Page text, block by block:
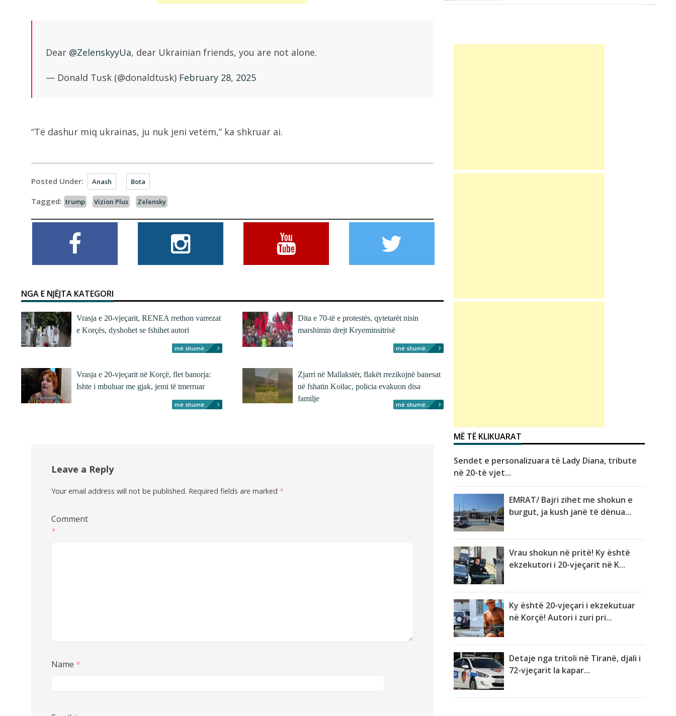
Dear @ZelenskyyUa, dear Ukrainian friends, you are not alone.
— Donald Tusk (@donaldtusk) February 28, 2025
“Të dashur miq ukrainas, ju nuk jeni vetëm,” ka shkruar ai.
Posted Under: Anash Bota
Tagged: trump Vizion Plus Zelensky
NGA E NJËJTA KATEGORI
Vrasja e 20-vjeçarit, RENEA rrethon varrezat
e Korçës, dyshohet se fshihet autori
më shumë...
Dita e 70-të e protestës, qytetarët nisin
marshimin drejt Kryeminsitrisë
më shumë...
Vrasja e 20-vjeçarit në Korçë, flet banorja:
Ishte i mbuluar me gjak, jemi të tmerruar
më shumë...
Zjarri në Mallakstër, flakët rrezikojnë banesat
në fshatin Koilac, policia evakuon disa
familje
më shumë...
Leave a Reply
Your email address will not be published. Required fields are marked *
Comment
*
Name *
MË TË KLIKUARAT
Sendet e personalizuara të Lady Diana, tribute
në 20-të vjet...
EMRAT/ Bajri zihet me shokun e
burgut, ja kush janë të dënua...
Vrau shokun në pritë! Ky është
ekzekutori i 20-vjeçarit në K...
Ky është 20-vjeçari i ekzekutuar
në Korçë! Autori i zuri pri...
Detaje nga tritoli në Tiranë, djali i
72-vjeçarit la kapar...